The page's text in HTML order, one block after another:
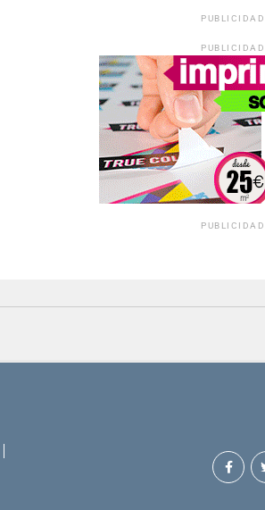
PUBLICIDAD
PUBLICIDAD
PUBLICIDAD